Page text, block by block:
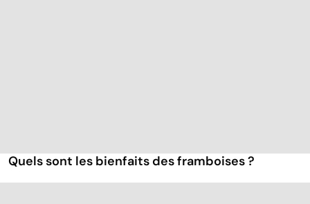
Quels sont les bienfaits des framboises ?